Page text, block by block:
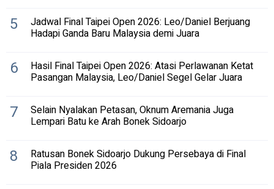
5 Jadwal Final Taipei Open 2026: Leo/Daniel Berjuang
Hadapi Ganda Baru Malaysia demi Juara
6 Hasil Final Taipei Open 2026: Atasi Perlawanan Ketat
Pasangan Malaysia, Leo/Daniel Segel Gelar Juara
7 Selain Nyalakan Petasan, Oknum Aremania Juga
Lempari Batu ke Arah Bonek Sidoarjo
8 Ratusan Bonek Sidoarjo Dukung Persebaya di Final
Piala Presiden 2026